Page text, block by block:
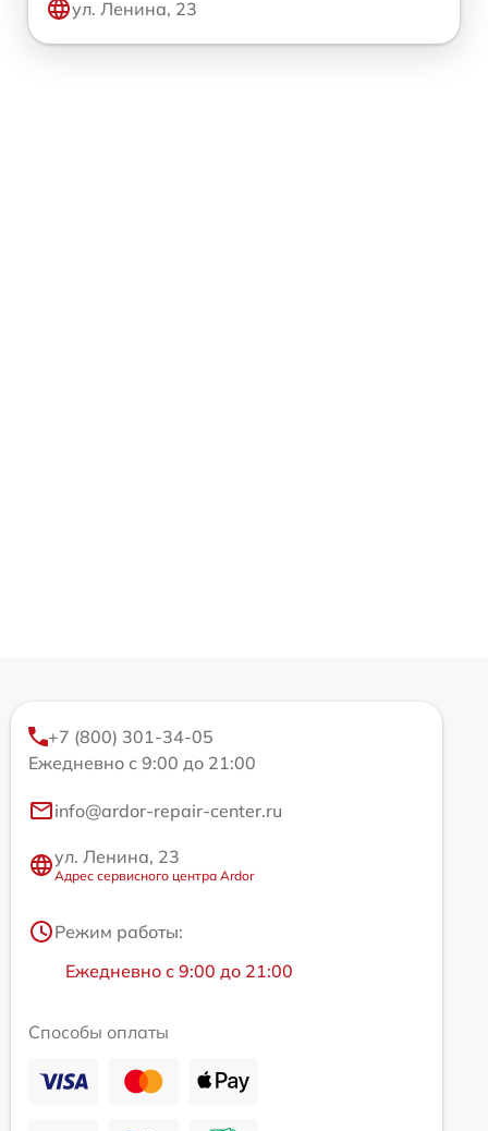
ул. Ленина, 23
+7 (800) 301-34-05
Ежедневно с 9:00 до 21:00
info@ardor-repair-center.ru
ул. Ленина, 23
Адрес сервисного центра Ardor
Режим работы:
Ежедневно с 9:00 до 21:00
Способы оплаты